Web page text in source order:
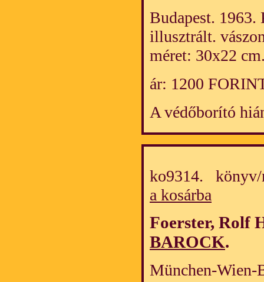
Budapest. 1963.
illusztrált.
méret: 30x22
ár: 1200
A védőborító
ko9314. könyv/
a kosárba
Foerster, Rolf
BAROCK.
München-Wien-